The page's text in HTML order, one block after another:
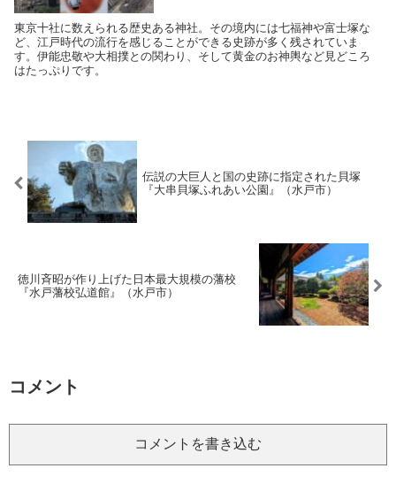
東京十社に数えられる歴史ある神社。その境内には七福神や富士塚な
ど、江戸時代の流行を感じることができる史跡が多く残されていま
す。伊能忠敬や大相撲との関わり、そして黄金のお神輿など見どころ
はたっぷりです。
伝説の大巨人と国の史跡に指定された貝塚
『大串貝塚ふれあい公園』（水戸市）
徳川斉昭が作り上げた日本最大規模の藩校
『水戸藩校弘道館』（水戸市）
コメント
コメントを書き込む